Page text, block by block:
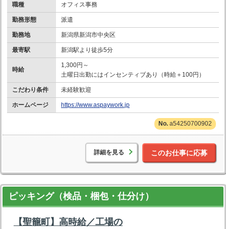
職種 オフィス事務
勤務形態 派遣
勤務地 新潟県新潟市中央区
最寄駅 新潟駅より徒歩5分
時給
1,300円～
土曜日出勤にはインセンティブあり（時給＋100円）
こだわり条件 未経験歓迎
ホームページ https://www.aspaywork.jp
a54250700902
詳細を見る このお仕事に応募
ピッキング（検品・梱包・仕分け）
【聖籠町】高時給／工場の